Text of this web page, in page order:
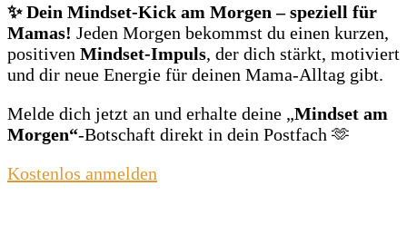
✨ Dein Mindset‑Kick am Morgen – speziell für
Mamas! Jeden Morgen bekommst du einen kurzen,
positiven Mindset‑Impuls, der dich stärkt, motiviert
und dir neue Energie für deinen Mama‑Alltag gibt.
Melde dich jetzt an und erhalte deine „Mindset am
Morgen“‑Botschaft direkt in dein Postfach 🫶
Kostenlos anmelden